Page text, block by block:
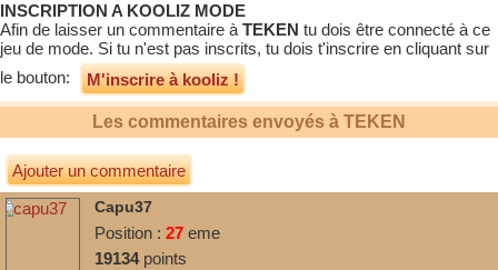
INSCRIPTION A KOOLIZ MODE
Afin de laisser un commentaire à TEKEN tu dois être connecté à ce
jeu de mode. Si tu n'est pas inscrits, tu dois t'inscrire en cliquant sur
le bouton:
M'inscrire à kooliz !
Les commentaires envoyés à TEKEN
Ajouter un commentaire
Capu37
Position : 27 eme
19134points